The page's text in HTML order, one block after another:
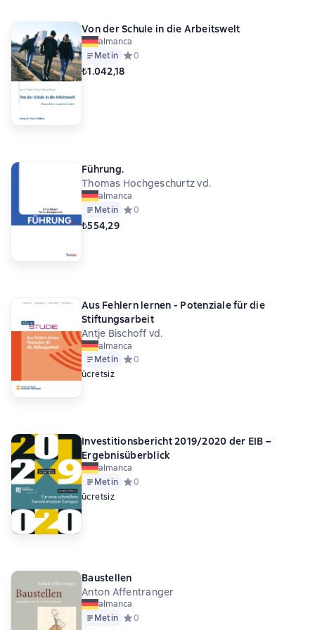
Von der Schule in die Arbeitswelt
almanca
Metin Средний рейтинг 0 на основе 0 оценок
0
₺1.042,18
Führung.
Thomas Hochgeschurtz vd.
almanca
Metin Средний рейтинг 0 на основе 0 оценок
0
₺554,29
Aus Fehlern lernen - Potenziale für die
Stiftungsarbeit
Antje Bischoff vd.
almanca
Metin Средний рейтинг 0 на основе 0 оценок
0
ücretsiz
Investitionsbericht 2019/2020 der EIB –
Ergebnisüberblick
almanca
Metin Средний рейтинг 0 на основе 0 оценок
0
ücretsiz
Baustellen
Anton Affentranger
almanca
Metin Средний рейтинг 0 на основе 0 оценок
0